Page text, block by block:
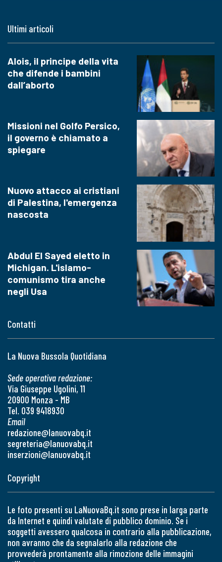
Contatti
La Nuova Bussola Quotidiana
Sede operativa redazione:
Via Giuseppe Ugolini, 11
20900 Monza - MB
Tel. 039 9418930
Email
redazione@lanuovabq.it
segreteria@lanuovabq.it
inserzioni@lanuovabq.it
Ultimi articoli
Alois, il principe della vita
che difende i bambini
dall’aborto
Missioni nel Golfo Persico,
il governo è chiamato a
spiegare
Nuovo attacco ai cristiani
di Palestina, l'emergenza
nascosta
Abdul El Sayed eletto in
Michigan. L'islamo-
comunismo tira anche
negli Usa
Copyright
Le foto presenti su LaNuovaBq.it sono prese in larga parte
da Internet e quindi valutate di pubblico dominio. Se i
soggetti avessero qualcosa in contrario alla pubblicazione,
non avranno che da segnalarlo alla redazione che
provvederà prontamente alla rimozione delle immagini